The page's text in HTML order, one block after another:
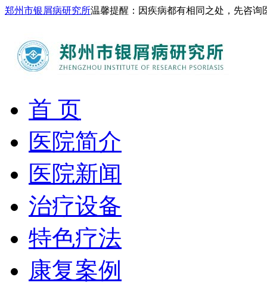
郑州市银屑病研究所温馨提醒：因疾病都有相同之处，先咨
首 页
医院简介
医院新闻
治疗设备
特色疗法
康复案例